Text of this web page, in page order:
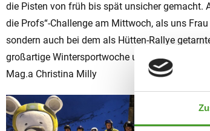
die Pisten von früh bis spät unsicher gemacht.
die Profs“-Challenge am Mittwoch, als uns
sondern auch bei dem als Hütten-Rallye
großartige Wintersportwoche und die
Mag.a Christina Milly